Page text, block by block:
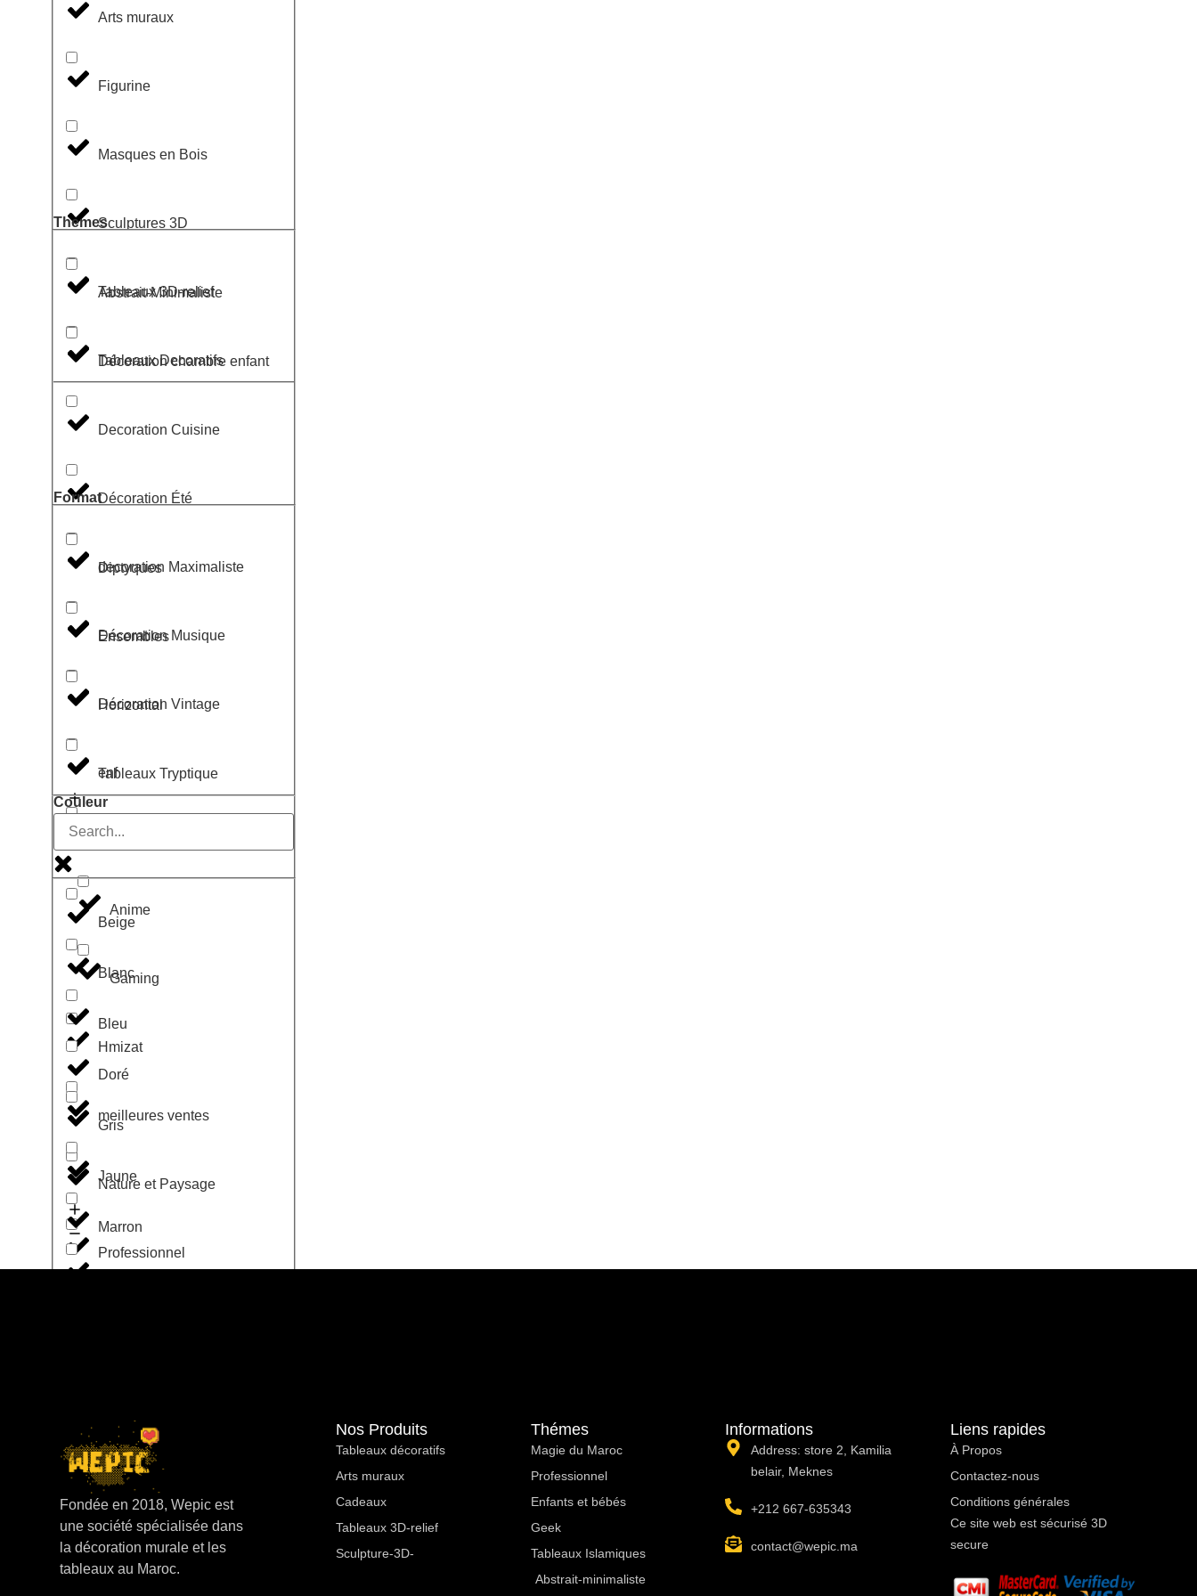
Arts muraux
Figurine
Masques en Bois
Sculptures 3D
Tableaux 3D-relief
Tableaux Decoratifs
Themes
Abstrait-Minimaliste
Décoration chambre enfant
Decoration Cuisine
Décoration Été
decoration Maximaliste
Décoration Musique
Décoration Vintage
enf
Geek
Anime
Gaming
Hmizat
meilleures ventes
Nature et Paysage
Professionnel
Entreprise
Motivation
Format
Diptyques
Ensembles
Horizontal
Tableaux Tryptique
Couleur
Beige
Blanc
Bleu
Doré
Gris
Jaune
Marron
Rouge
Terracota
Vert
Fondée en 2018, Wepic est
une société spécialisée dans
la décoration murale et les
tableaux au Maroc.
Nos Produits
Tableaux décoratifs
Arts muraux
Cadeaux
Tableaux 3D-relief
Sculpture-3D-
Thémes
Magie du Maroc
Professionnel
Enfants et bébés
Geek
Tableaux Islamiques
Abstrait-minimaliste
Informations
Address: store 2, Kamilia
belair, Meknes
+212 667-635343
contact@wepic.ma
Liens rapides
À Propos ​
Contactez-nous
Conditions générales
Ce site web est sécurisé 3D
secure